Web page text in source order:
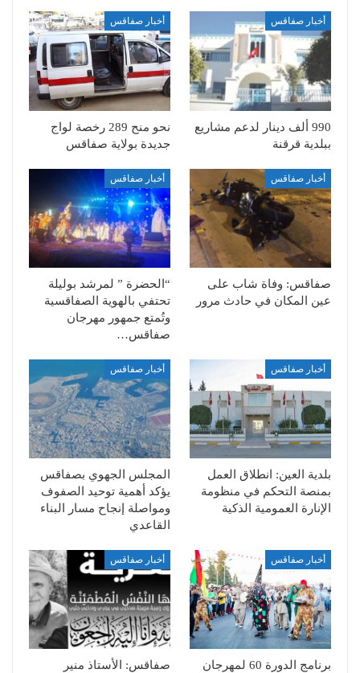
أخبار صفاقس
990 ألف دينار لدعم مشاريع
ببلدية قرقنة
أخبار صفاقس
نحو منح 289 رخصة لواج
جديدة بولاية صفاقس
أخبار صفاقس
صفاقس: وفاة شاب على
عين المكان في حادث مرور
أخبار صفاقس
“الحضرة ” لمرشد بوليلة
تحتفي بالهوية الصفاقسية
وتُمتع جمهور مهرجان
صفاقس…
أخبار صفاقس
بلدية العين: انطلاق العمل
بمنصة التحكم في منظومة
الإنارة العمومية الذكية
أخبار صفاقس
المجلس الجهوي بصفاقس
يؤكد أهمية توحيد الصفوف
ومواصلة إنجاح مسار البناء
القاعدي
أخبار صفاقس
برنامج الدورة 60 لمهرجان
أخبار صفاقس
صفاقس: الأستاذ منير